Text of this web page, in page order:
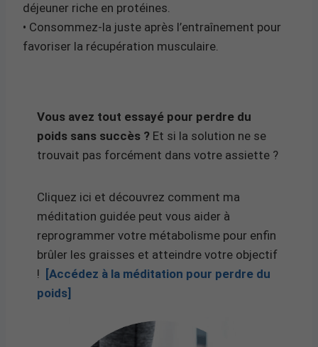
déjeuner riche en protéines.
• Consommez-la juste après l’entraînement pour
favoriser la récupération musculaire.
Vous avez tout essayé pour perdre du
poids sans succès ? Et si la solution ne se
trouvait pas forcément dans votre assiette ?
Cliquez ici et découvrez comment ma
méditation guidée peut vous aider à
reprogrammer votre métabolisme pour enfin
brûler les graisses et atteindre votre objectif
! [Accédez à la méditation pour perdre du
poids]